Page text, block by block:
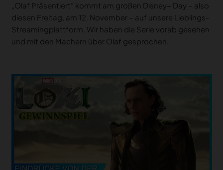
„Olaf Präsentiert“ kommt am großen Disney+ Day – also
diesen Freitag, am 12. November – auf unsere Lieblings-
Streamingplattform. Wir haben die Serie vorab gesehen
und mit den Machern über Olaf gesprochen.